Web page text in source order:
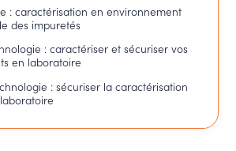
: caractérisation en environnement
des impuretés
: caractériser et sécuriser vos
en laboratoire
: sécuriser la caractérisation